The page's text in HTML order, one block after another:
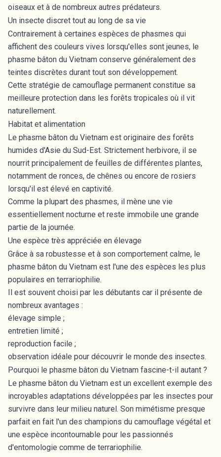
oiseaux et à de nombreux autres prédateurs.
Un insecte discret tout au long de sa vie
Contrairement à certaines espèces de phasmes qui
affichent des couleurs vives lorsqu'elles sont jeunes, le
phasme bâton du Vietnam conserve généralement des
teintes discrètes durant tout son développement.
Cette stratégie de camouflage permanent constitue sa
meilleure protection dans les forêts tropicales où il vit
naturellement.
Habitat et alimentation
Le phasme bâton du Vietnam est originaire des forêts
humides d'Asie du Sud-Est. Strictement herbivore, il se
nourrit principalement de feuilles de différentes plantes,
notamment de ronces, de chênes ou encore de rosiers
lorsqu'il est élevé en captivité.
Comme la plupart des phasmes, il mène une vie
essentiellement nocturne et reste immobile une grande
partie de la journée.
Une espèce très appréciée en élevage
Grâce à sa robustesse et à son comportement calme, le
phasme bâton du Vietnam est l'une des espèces les plus
populaires en terrariophilie.
Il est souvent choisi par les débutants car il présente de
nombreux avantages :
élevage simple ;
entretien limité ;
reproduction facile ;
observation idéale pour découvrir le monde des insectes.
Pourquoi le phasme bâton du Vietnam fascine-t-il autant ?
Le phasme bâton du Vietnam est un excellent exemple des
incroyables adaptations développées par les insectes pour
survivre dans leur milieu naturel. Son mimétisme presque
parfait en fait l'un des champions du camouflage végétal et
une espèce incontournable pour les passionnés
d'entomologie comme de terrariophilie.